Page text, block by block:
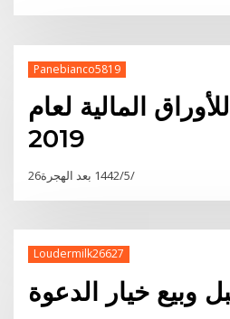
Panebianco5819
المالية لعام
2019
26‏‏/5‏‏/1442 بعد الهجرة
Loudermilk26627
وبيع خيار الدعوة